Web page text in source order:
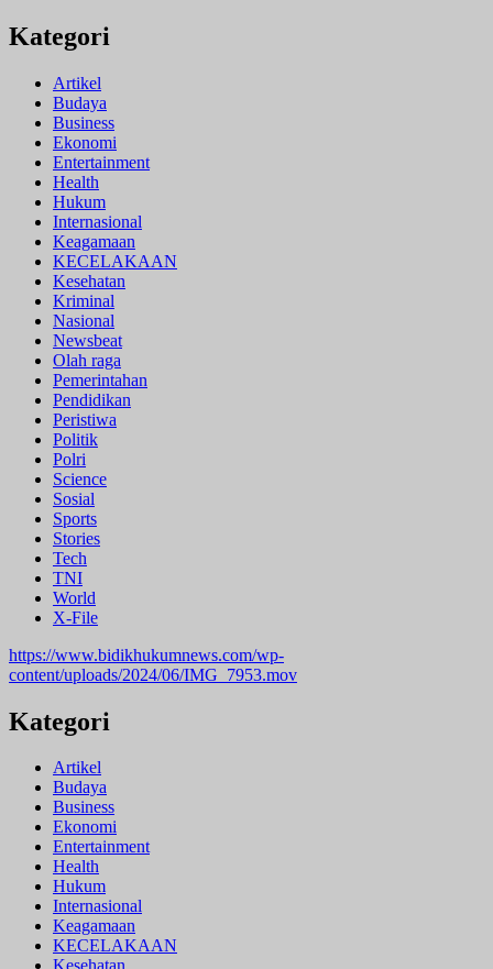
Kategori
Artikel
Budaya
Business
Ekonomi
Entertainment
Health
Hukum
Internasional
Keagamaan
KECELAKAAN
Kesehatan
Kriminal
Nasional
Newsbeat
Olah raga
Pemerintahan
Pendidikan
Peristiwa
Politik
Polri
Science
Sosial
Sports
Stories
Tech
TNI
World
X-File
https://www.bidikhukumnews.com/wp-
content/uploads/2024/06/IMG_7953.mov
Kategori
Artikel
Budaya
Business
Ekonomi
Entertainment
Health
Hukum
Internasional
Keagamaan
KECELAKAAN